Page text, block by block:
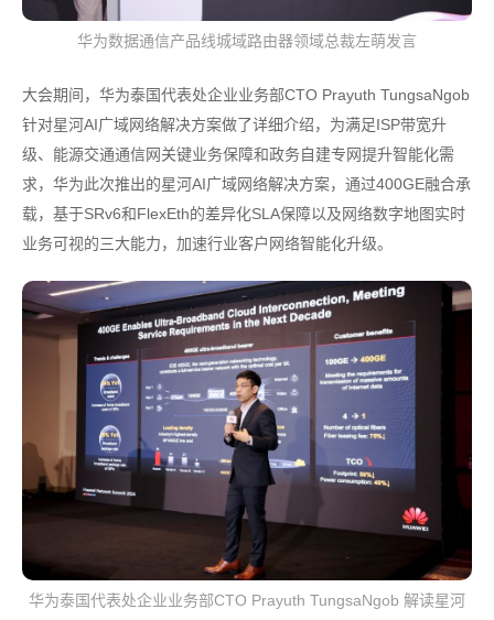
华为数据通信产品线城域路由器领域总裁左萌发言
大会期间，华为泰国代表处企业业务部CTO Prayuth TungsaNgob
针对星河AI广域网络解决方案做了详细介绍，为满足ISP带宽升
级、能源交通通信网关键业务保障和政务自建专网提升智能化需
求，华为此次推出的星河AI广域网络解决方案，通过400GE融合承
载，基于SRv6和FlexEth的差异化SLA保障以及网络数字地图实时
业务可视的三大能力，加速行业客户网络智能化升级。
华为泰国代表处企业业务部CTO Prayuth TungsaNgob 解读星河